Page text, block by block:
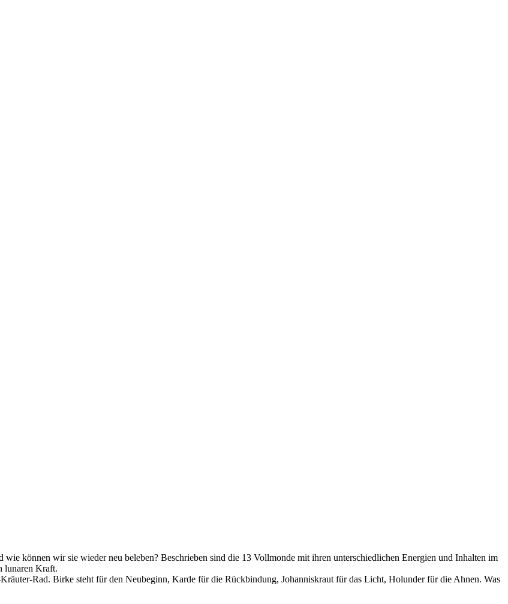
können wir sie wieder neu beleben? Beschrieben sind die 13 Vollmonde mit ihren unterschiedlichen Energien und Inhalten im
lunaren Kraft.
Rad. Birke steht für den Neubeginn, Karde für die Rückbindung, Johanniskraut für das Licht, Holunder für die Ahnen. Was